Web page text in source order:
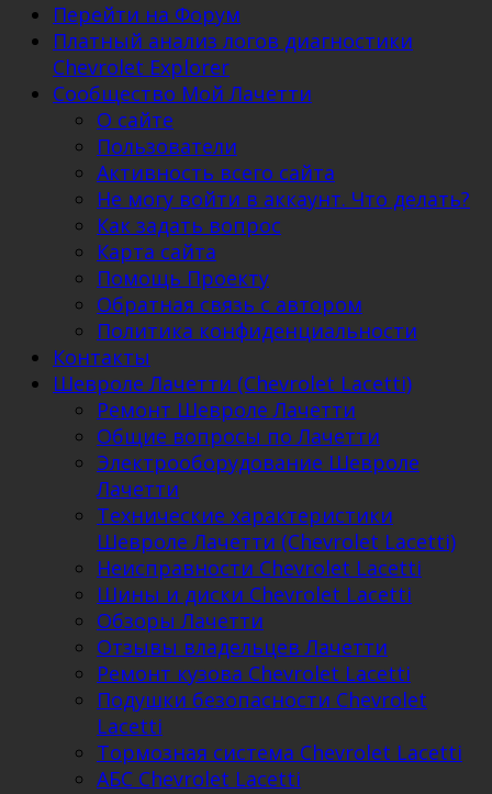
Перейти на Форум
Платный анализ логов диагностики
Chevrolet Explorer
Сообщество Мой Лачетти
О сайте
Пользователи
Активность всего сайта
Не могу войти в аккаунт. Что делать?
Как задать вопрос
Карта сайта
Помощь Проекту
Обратная связь с автором
Политика конфиденциальности
Контакты
Шевроле Лачетти (Chevrolet Lacetti)
Ремонт Шевроле Лачетти
Общие вопросы по Лачетти
Электрооборудование Шевроле
Лачетти
Технические характеристики
Шевроле Лачетти (Chevrolet Lacetti)
Неисправности Chevrolet Lacetti
Шины и диски Chevrolet Lacetti
Обзоры Лачетти
Отзывы владельцев Лачетти
Ремонт кузова Chevrolet Lacetti
Подушки безопасности Chevrolet
Lacetti
Тормозная система Chevrolet Lacetti
АБС Chevrolet Lacetti